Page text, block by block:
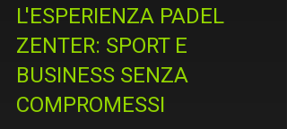
L'ESPERIENZA PADEL
ZENTER: SPORT E
BUSINESS SENZA
COMPROMESSI